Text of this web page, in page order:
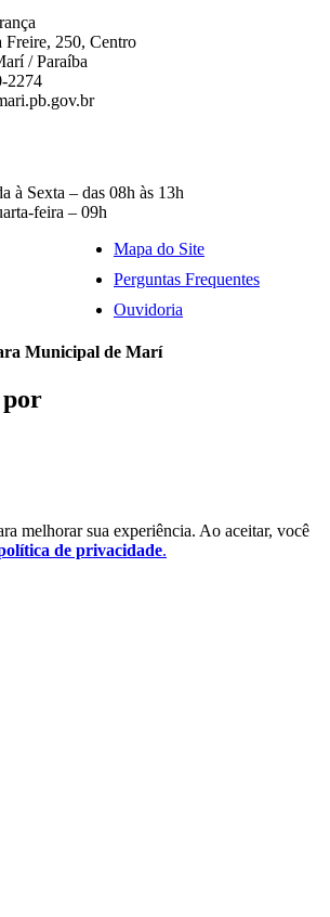
250, Centro
/ Paraíba
2274
à Sexta – das 08h às 13h
feira – 09h
Mapa do Site
Perguntas Frequentes
Ouvidoria
Municipal de Marí
por
melhorar sua experiência. Ao aceitar, você
de privacidade.